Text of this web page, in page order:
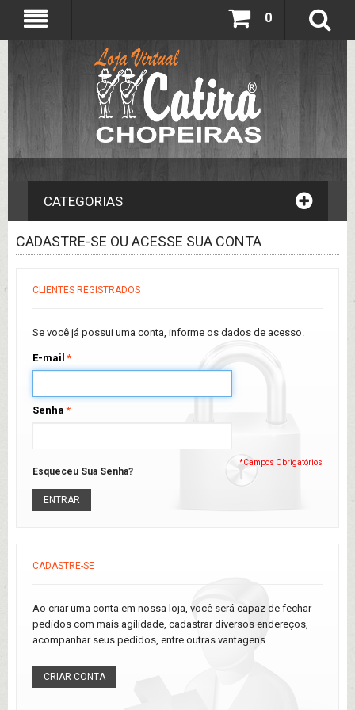
0
CATEGORIAS
CADASTRE-SE OU ACESSE SUA CONTA
CLIENTES REGISTRADOS
Se você já possui uma conta, informe os dados de acesso.
*
E-mail
*
Senha
*Campos Obrigatórios
Esqueceu Sua Senha?
ENTRAR
CADASTRE-SE
Ao criar uma conta em nossa loja, você será capaz de fechar
pedidos com mais agilidade, cadastrar diversos endereços,
acompanhar seus pedidos, entre outras vantagens.
CRIAR CONTA